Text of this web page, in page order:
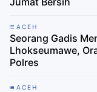
ACEH
Seorang Gadis
Lhokseumawe,
Polres
ACEH